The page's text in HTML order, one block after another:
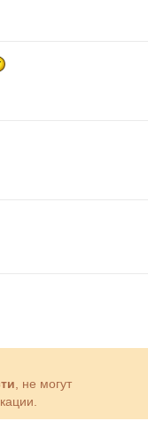
, не могут